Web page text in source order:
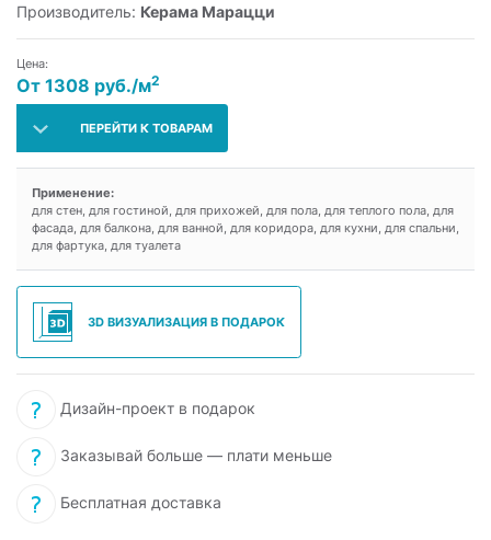
Производитель: Керама Марацци
Цена:
От 1308 руб./м2
ПЕРЕЙТИ К ТОВАРАМ
Применение:
для стен, для гостиной, для прихожей, для пола, для теплого пола, для
фасада, для балкона, для ванной, для коридора, для кухни, для спальни,
для фартука, для туалета
3D ВИЗУАЛИЗАЦИЯ В ПОДАРОК
Дизайн-проект в подарок
Заказывай больше — плати меньше
Бесплатная доставка